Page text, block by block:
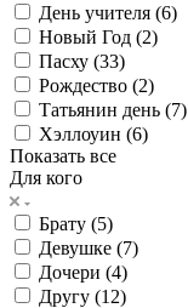
День учителя (6)
Новый Год (2)
Пасху (33)
Рождество (2)
Татьянин день (7)
Хэллоуин (6)
Показать все
Для кого
Брату (5)
Девушке (7)
Дочери (4)
Другу (12)